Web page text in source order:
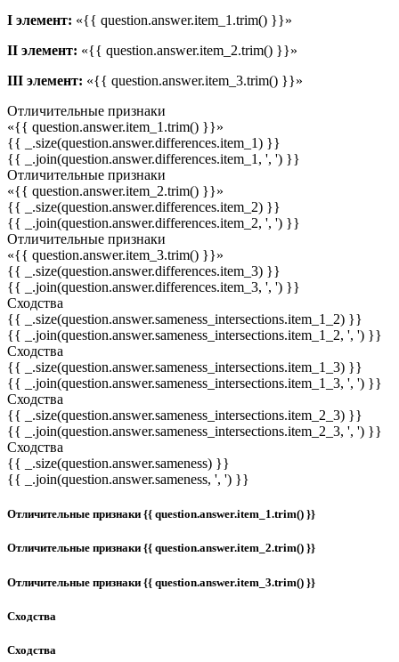
I элемент: «{{ question.answer.item_1.trim() }}»
II элемент: «{{ question.answer.item_2.trim() }}»
III элемент: «{{ question.answer.item_3.trim() }}»
Отличительные признаки
«{{ question.answer.item_1.trim() }}»
{{ _.size(question.answer.differences.item_1) }}
{{ _.join(question.answer.differences.item_1, ', ') }}
Отличительные признаки
«{{ question.answer.item_2.trim() }}»
{{ _.size(question.answer.differences.item_2) }}
{{ _.join(question.answer.differences.item_2, ', ') }}
Отличительные признаки
«{{ question.answer.item_3.trim() }}»
{{ _.size(question.answer.differences.item_3) }}
{{ _.join(question.answer.differences.item_3, ', ') }}
Сходства
{{ _.size(question.answer.sameness_intersections.item_1_2) }}
{{ _.join(question.answer.sameness_intersections.item_1_2, ', ') }}
Сходства
{{ _.size(question.answer.sameness_intersections.item_1_3) }}
{{ _.join(question.answer.sameness_intersections.item_1_3, ', ') }}
Сходства
{{ _.size(question.answer.sameness_intersections.item_2_3) }}
{{ _.join(question.answer.sameness_intersections.item_2_3, ', ') }}
Сходства
{{ _.size(question.answer.sameness) }}
{{ _.join(question.answer.sameness, ', ') }}
Отличительные признаки {{ question.answer.item_1.trim() }}
Отличительные признаки {{ question.answer.item_2.trim() }}
Отличительные признаки {{ question.answer.item_3.trim() }}
Сходства
Сходства